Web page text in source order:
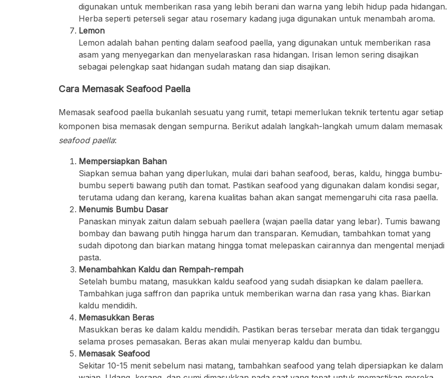
digunakan untuk memberikan rasa yang lebih berani dan warna yang lebih hidup pada hidangan.
Herba seperti peterseli segar atau rosemary kadang juga digunakan untuk menambah aroma.
Lemon
Lemon adalah bahan penting dalam seafood paella, yang digunakan untuk memberikan rasa
asam yang menyegarkan dan menyelaraskan rasa hidangan. Irisan lemon sering disajikan
sebagai pelengkap saat hidangan sudah matang dan siap disajikan.
Cara Memasak Seafood Paella
Memasak seafood paella bukanlah sesuatu yang rumit, tetapi memerlukan teknik tertentu agar setiap
komponen bisa memasak dengan sempurna. Berikut adalah langkah-langkah umum dalam memasak
seafood paella:
Mempersiapkan Bahan
Siapkan semua bahan yang diperlukan, mulai dari bahan seafood, beras, kaldu, hingga bumbu-
bumbu seperti bawang putih dan tomat. Pastikan seafood yang digunakan dalam kondisi segar,
terutama udang dan kerang, karena kualitas bahan akan sangat memengaruhi cita rasa paella.
Menumis Bumbu Dasar
Panaskan minyak zaitun dalam sebuah paellera (wajan paella datar yang lebar). Tumis bawang
bombay dan bawang putih hingga harum dan transparan. Kemudian, tambahkan tomat yang
sudah dipotong dan biarkan matang hingga tomat melepaskan cairannya dan mengental menjadi
pasta.
Menambahkan Kaldu dan Rempah-rempah
Setelah bumbu matang, masukkan kaldu seafood yang sudah disiapkan ke dalam paellera.
Tambahkan juga saffron dan paprika untuk memberikan warna dan rasa yang khas. Biarkan
kaldu mendidih.
Memasukkan Beras
Masukkan beras ke dalam kaldu mendidih. Pastikan beras tersebar merata dan tidak terganggu
selama proses pemasakan. Beras akan mulai menyerap kaldu dan bumbu.
Memasak Seafood
Sekitar 10-15 menit sebelum nasi matang, tambahkan seafood yang telah dipersiapkan ke dalam